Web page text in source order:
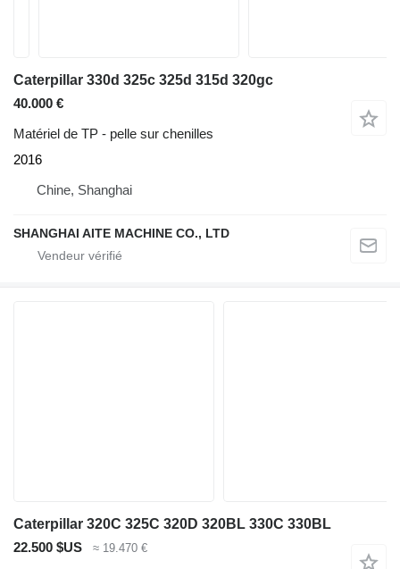
Caterpillar 330d 325c 325d 315d 320gc
40.000 €
Matériel de TP - pelle sur chenilles
2016
Chine, Shanghai
SHANGHAI AITE MACHINE CO., LTD
Caterpillar 320C 325C 320D 320BL 330C 330BL
22.500 $US
≈ 19.470 €